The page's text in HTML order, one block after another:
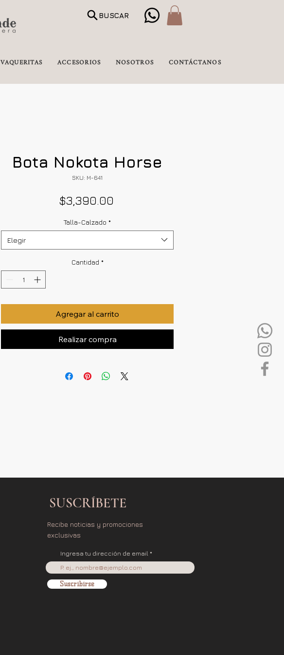
BUSCAR
VAQUERITAS ACCESORIOS NOSOTROS CONTÁCTANOS
Bota Nokota Horse
SKU: M-641
$3,390.00
Talla-Calzado *
Elegir
Cantidad *
Agregar al carrito
Realizar compra
SUSCRÍBETE
Recibe noticias y promociones
exclusivas
Ingresa tu dirección de email
Suscribirse